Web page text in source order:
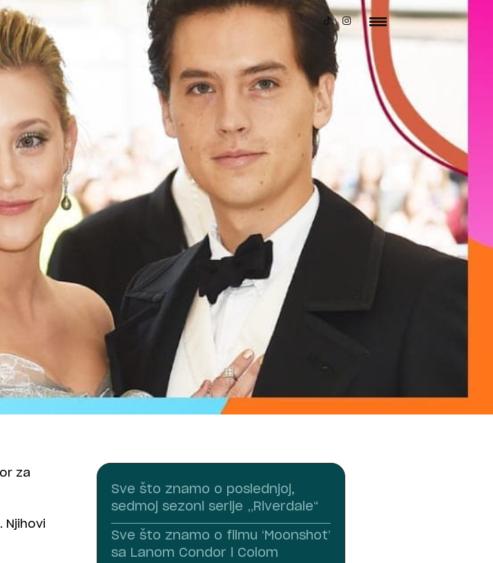
za
Njihovi
Sve što znamo o poslednjoj,
sedmoj sezoni serije „Riverdale“
Sve što znamo o filmu ‘Moonshot’
sa Lanom Condor i Colom